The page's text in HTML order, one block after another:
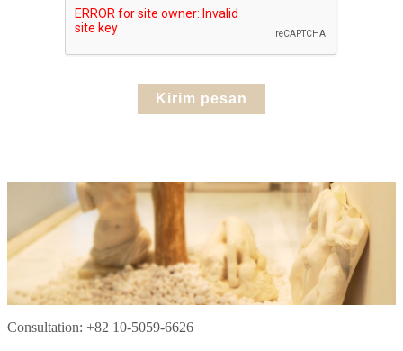
Consultation: +82 10-5059-6626